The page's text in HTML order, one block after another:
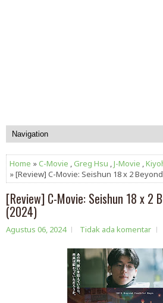
Home »C-Movie ,Greg Hsu ,J-Movie ,
» [Review] C-Movie: Seishun 18 x 2
[Review] C-Movie: Seishun 18 x 2
(2024)
Agustus 06, 2024 Tidak ada komentar